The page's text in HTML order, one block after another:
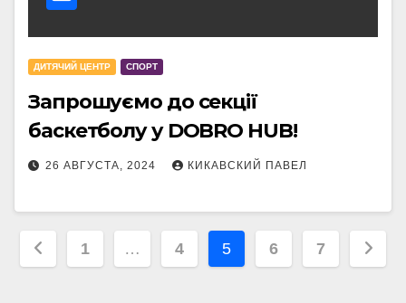
ДИТЯЧИЙ ЦЕНТР СПОРТ
Запрошуємо до секції
баскетболу у DOBRO HUB!
26 АВГУСТА, 2024 КИКАВСКИЙ ПАВЕЛ
Пагинация
1 … 4 5 6 7